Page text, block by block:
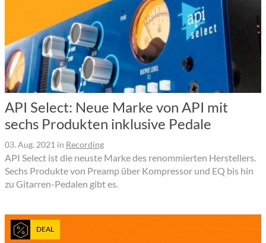
API Select: Neue Marke von API mit
sechs Produkten inklusive Pedale
03. Aug. 2021 in Recording
API Select ist die neuste Marke des renommierten Herstellers.
Sechs Produkte von Preamp über Kompressor und EQ bis hin
zu Gitarren-Pedalen gibt es.
DEAL